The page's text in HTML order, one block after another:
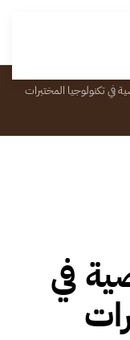
في تكنولوجيا المختبرات
في